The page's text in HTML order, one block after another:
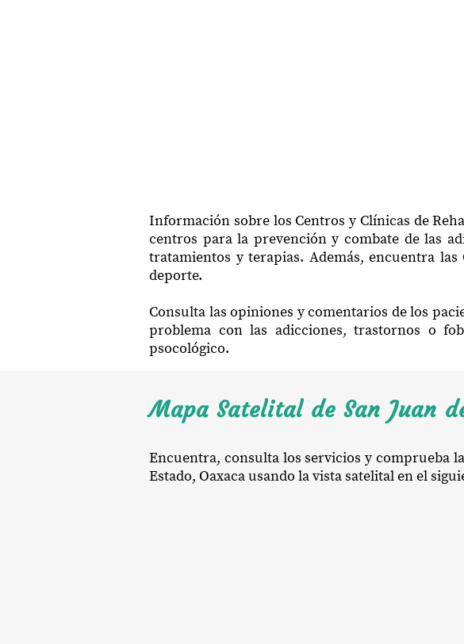
Información sobre los Centros y Clínicas de
centros para la prevención y combate de las
tratamientos y terapias. Además, encuentra
deporte.
Consulta las opiniones y comentarios de los
problema con las adicciones, trastornos o
psocológico.
Mapa Satelital de San Juan
Encuentra, consulta los servicios y comprueba
Estado, Oaxaca usando la vista satelital en el